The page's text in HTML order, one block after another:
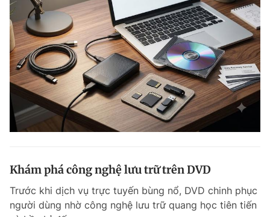
Phát triển bởi ePi Technologies, JSC.
Khám phá công nghệ lưu trữ trên DVD
Trước khi dịch vụ trực tuyến bùng nổ, DVD chinh phục
người dùng nhờ công nghệ lưu trữ quang học tiên tiến